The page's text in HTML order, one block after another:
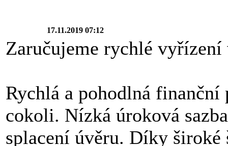
17.11.2019 07:12
Zaručujeme rychlé
Rychlá a pohodlná
cokoli. Nízká úroková
splacení úvěru. Díky